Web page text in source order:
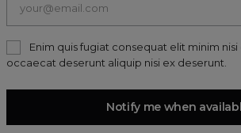
Enim quis fugiat consequat elit minim
occaecat deserunt aliquip nisi ex deserunt.
Notify me when